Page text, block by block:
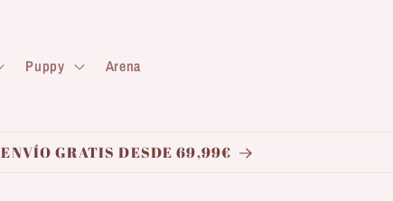
Puppy Arena
ENVÍO GRATIS DESDE 69,99€